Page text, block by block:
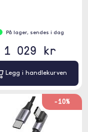
På lager, sendes i dag
1 029 kr
Legg i handlekurven
-10%